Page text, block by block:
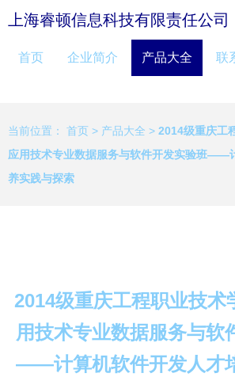
上海睿顿信息科技有限责任公司
首页 企业简介 产品大全 联
当前位置： 首页 > 产品大全 > 2014级重庆工
应用技术专业数据服务与软件开发实验班——
养实践与探索
2014级重庆工程职业技术
用技术专业数据服务与软
——计算机软件开发人才